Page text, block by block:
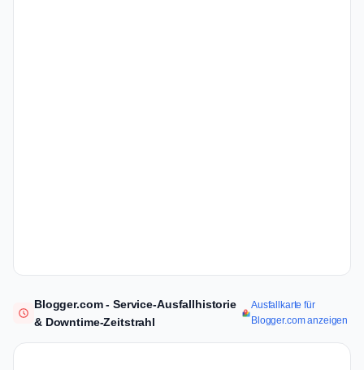
Blogger.com - Service-Ausfallhistorie
& Downtime-Zeitstrahl
Ausfallkarte für
Blogger.com anzeigen